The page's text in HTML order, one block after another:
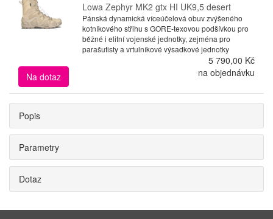
Lowa Zephyr MK2 gtx HI UK9,5 desert
Pánská dynamická víceúčelová obuv zvýšeného
kotníkového střihu s GORE-texovou podšívkou pro
běžné i elitní vojenské jednotky, zejména pro
parašutisty a vrtulníkové výsadkové jednotky
5 790,00 Kč
Na dotaz
na objednávku
Popis
Parametry
Dotaz